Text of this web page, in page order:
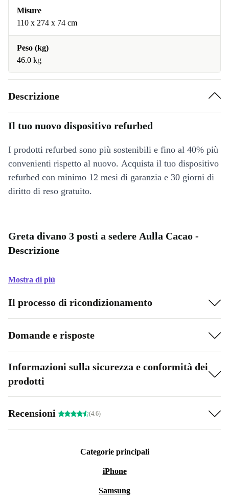
Misure
110 x 274 x 74 cm
Peso (kg)
46.0 kg
Descrizione
Il tuo nuovo dispositivo refurbed
I prodotti refurbed sono più sostenibili e fino al 40% più
convenienti rispetto al nuovo. Acquista il tuo dispositivo
refurbed con minimo 12 mesi di garanzia e 30 giorni di
diritto di reso gratuito.
Greta divano 3 posti a sedere Aulla Cacao -
Descrizione
Mostra di più
Il processo di ricondizionamento
Domande e risposte
Informazioni sulla sicurezza e conformità dei
prodotti
Recensioni (4.6)
Categorie principali
iPhone
Samsung